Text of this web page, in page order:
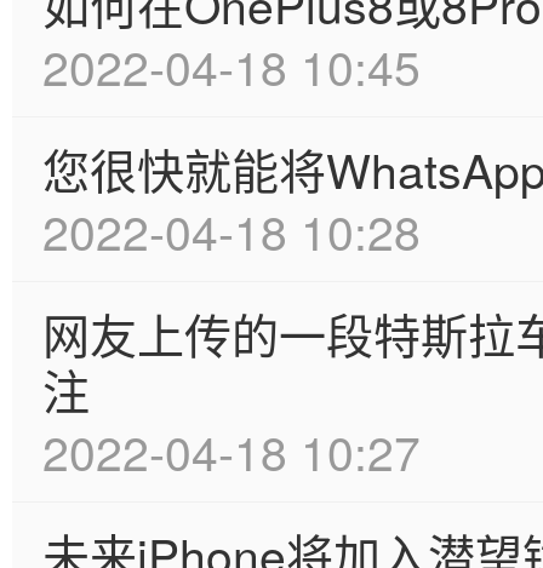
2022-04-18 10:45
您很快就能将
2022-04-18 10:28
网友上传的一段特斯拉
注
2022-04-18 10:27
未来iPhone将加入潜望